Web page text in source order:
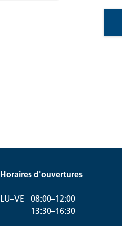
Horaires d'ouvertures
LU–VE
08:00–12:00
13:30–16:30